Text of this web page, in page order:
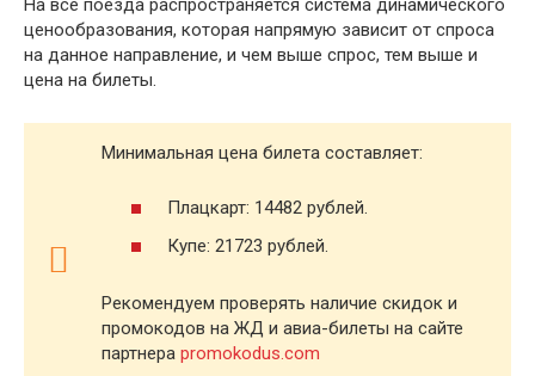
На все поезда распространяется система динамического
ценообразования, которая напрямую зависит от спроса
на данное направление, и чем выше спрос, тем выше и
цена на билеты.
Минимальная цена билета составляет:
Плацкарт: 14482 рублей.
Купе: 21723 рублей.
Рекомендуем проверять наличие скидок и
промокодов на ЖД и авиа-билеты на сайте
партнера promokodus.com